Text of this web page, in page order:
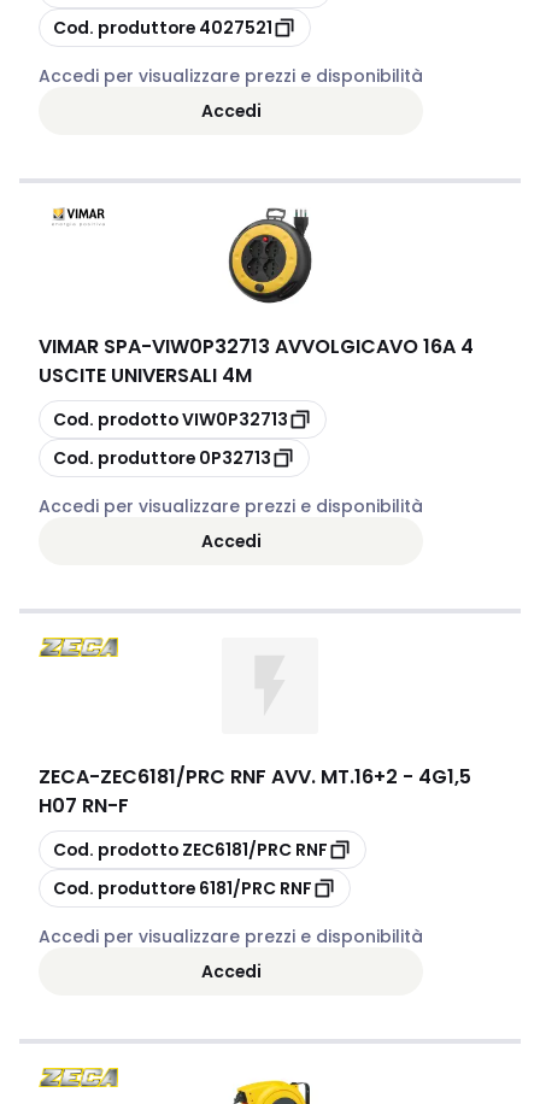
copia
Cod. produttore 4027521
Accedi per visualizzare prezzi e disponibilità
Accedi
VIMAR SPA-VIW0P32713 AVVOLGICAVO 16A 4
USCITE UNIVERSALI 4M
copia
Cod. prodottoVIW0P32713
copia
Cod. produttore 0P32713
Accedi per visualizzare prezzi e disponibilità
Accedi
ZECA-ZEC6181/PRC RNF AVV. MT.16+2 - 4G1,5
H07 RN-F
copia
Cod. prodotto ZEC6181/PRC RNF
copia
Cod. produttore 6181/PRC RNF
Accedi per visualizzare prezzi e disponibilità
Accedi